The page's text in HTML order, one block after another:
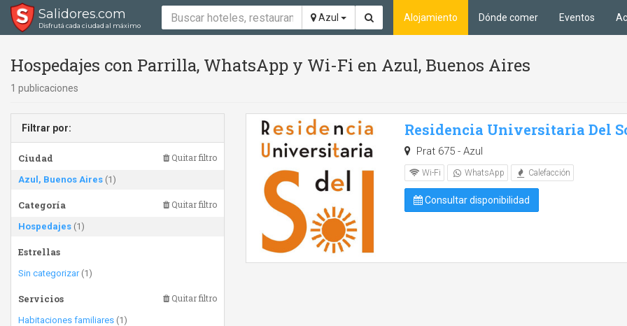
Salidores.com
Disfrutá cada ciudad al máximo
Azul Alojamiento Dónde comer Eventos
Hospedajes con Parrilla, WhatsApp y Wi-Fi en Azul, Buenos Aires
1 publicaciones
Filtrar por:
Ciudad Quitar filtro
Azul, Buenos Aires (1)
Categoría Quitar filtro
Hospedajes (1)
Estrellas
Sin categorizar(1)
Servicios Quitar filtro
Habitaciones familiares (1)
Residencia Universitaria Del
Prat 675 - Azul
Wi-Fi WhatsApp Calefacción
Consultar disponibilidad